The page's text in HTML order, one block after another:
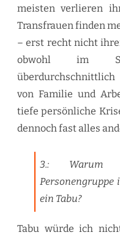
meisten verlieren
Transfrauen finden
– erst recht nicht
obwohl im
von Familie und
tiefe persönliche
dennoch fast alles
3.: Warum
Personengruppe
ein Tabu?
Tabu würde ich